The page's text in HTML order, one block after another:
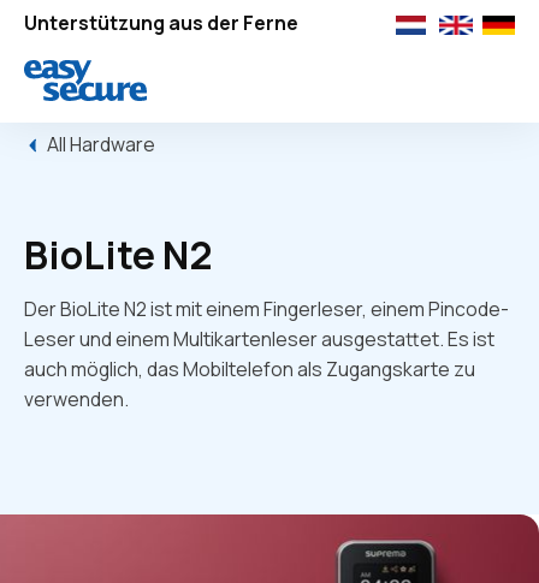
Unterstützung aus der Ferne
All Hardware
BioLite N2
Der BioLite N2 ist mit einem Fingerleser, einem Pincode-
Leser und einem Multikartenleser ausgestattet. Es ist
auch möglich, das Mobiltelefon als Zugangskarte zu
verwenden.